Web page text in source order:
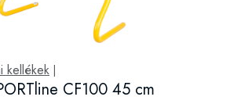
kellékek
CF100 45 cm